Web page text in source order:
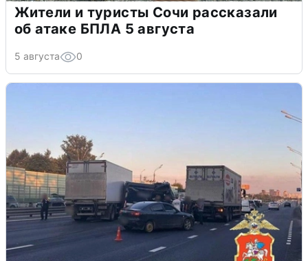
Жители и туристы Сочи рассказали
об атаке БПЛА 5 августа
5 августа 0